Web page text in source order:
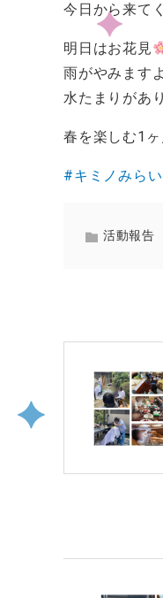
今日から来て
明日はお花見
雨がやみます
水たまりがあ
春を楽しむ1
#キミノみら
活動報告